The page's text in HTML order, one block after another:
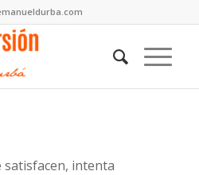
satisfacen, intenta